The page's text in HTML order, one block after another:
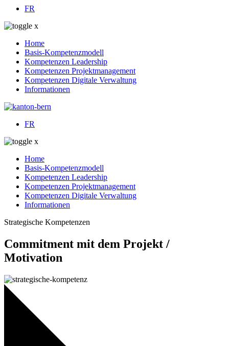
FR
Home
Basis-Kompetenzmodell
Kompetenzen Leadership
Kompetenzen Projektmanagement
Kompetenzen Digitale Verwaltung
Informationen
FR
Home
Basis-Kompetenzmodell
Kompetenzen Leadership
Kompetenzen Projektmanagement
Kompetenzen Digitale Verwaltung
Informationen
Strategische Kompetenzen
Commitment mit dem Projekt /
Motivation